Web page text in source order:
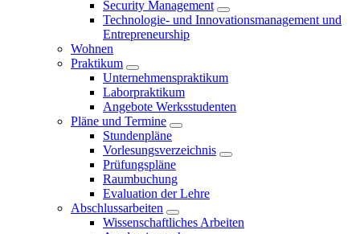
Security Management
Technologie- und Innovationsmanagement und
Entrepreneurship
Wohnen
Praktikum
Unternehmenspraktikum
Laborpraktikum
Angebote Werksstudenten
Pläne und Termine
Stundenpläne
Vorlesungsverzeichnis
Prüfungspläne
Raumbuchung
Evaluation der Lehre
Abschlussarbeiten
Wissenschaftliches Arbeiten